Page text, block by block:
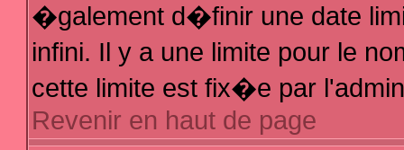
�galement d�finir une date
infini. Il y a une limite pour le
cette limite est fix�e par
Revenir en haut de page